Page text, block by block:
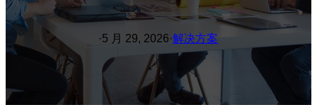
·5 月 29, 2026·解决方案